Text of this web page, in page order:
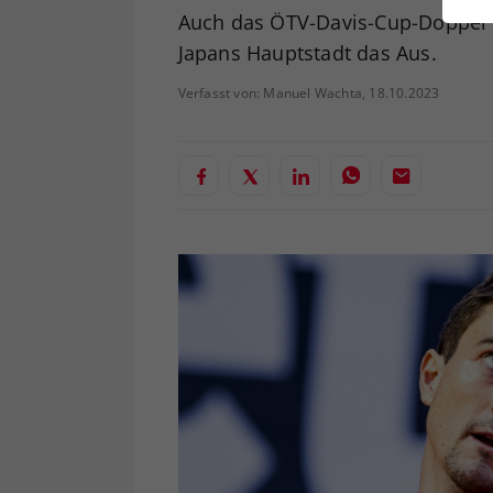
Auch das ÖTV-Davis-Cup-
Japans Hauptstadt das Aus.
Verfasst von: Manuel Wachta, 18.10.2023